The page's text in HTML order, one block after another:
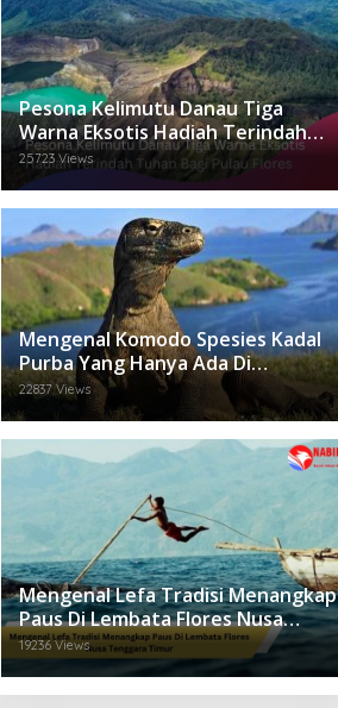
Pesona Kelimutu Danau Tiga
Warna Eksotis Hadiah Terindah
Tuhan Bagi Pulau Flores
25723 Views
Mengenal Komodo Spesies Kadal
Purba Yang Hanya Ada Di
Indonesia.
22837 Views
Mengenal Lefa Tradisi Menangkap
Paus Di Lembata Flores Nusa
Tenggara Timur
19236 Views